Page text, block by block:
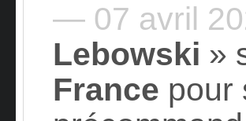
— 07 avril
Lebowski »
France pour